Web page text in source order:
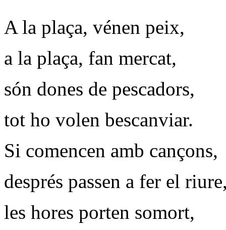
A la plaça, vénen peix,
a la plaça, fan mercat,
són dones de pescadors,
tot ho volen bescanviar.
Si comencen amb cançons,
després passen a fer el
les hores porten somort,